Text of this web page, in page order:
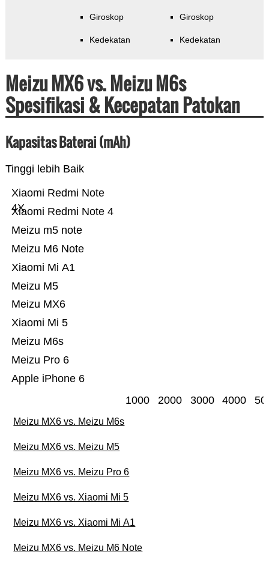
Giroskop
Kedekatan
Giroskop
Kedekatan
Meizu MX6 vs. Meizu M6s
Spesifikasi & Kecepatan Patokan
Kapasitas Baterai (mAh)
Tinggi lebih Baik
Apple iPhone 6
Meizu Pro 6
Meizu M6s
Xiaomi Mi 5
Meizu MX6
Meizu M5
Xiaomi Mi A1
Meizu M6 Note
Meizu m5 note
Xiaomi Redmi Note 4
Xiaomi Redmi Note
4X
1000 2000 3000 4000
Meizu MX6 vs. Meizu M6s
Meizu MX6 vs. Meizu M5
Meizu MX6 vs. Meizu Pro 6
Meizu MX6 vs. Xiaomi Mi 5
Meizu MX6 vs. Xiaomi Mi A1
Meizu MX6 vs. Meizu M6 Note